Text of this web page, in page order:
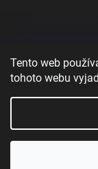
Tento web
tohoto webu